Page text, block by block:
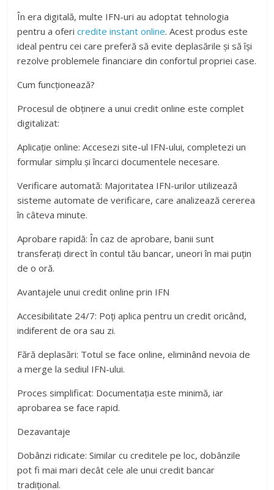
În era digitală, multe IFN-uri au adoptat tehnologia
pentru a ofericredite instant online. Acest produs este
ideal pentru cei care preferă să evite deplasările și să își
rezolve problemele financiare din confortul propriei case.
Cum funcționează?
Procesul de obținere a unui credit online este complet
digitalizat:
Aplicație online: Accesezi site-ul IFN-ului, completezi un
formular simplu și încarci documentele necesare.
Verificare automată: Majoritatea IFN-urilor utilizează
sisteme automate de verificare, care analizează cererea
în câteva minute.
Aprobare rapidă: În caz de aprobare, banii sunt
transferați direct în contul tău bancar, uneori în mai puțin
de o oră.
Avantajele unui credit online prin IFN
Accesibilitate 24/7: Poți aplica pentru un credit oricând,
indiferent de ora sau zi.
Fără deplasări: Totul se face online, eliminând nevoia de
a merge la sediul IFN-ului.
Proces simplificat: Documentația este minimă, iar
aprobarea se face rapid.
Dezavantaje
Dobânzi ridicate: Similar cu creditele pe loc, dobânzile
pot fi mai mari decât cele ale unui credit bancar
tradițional.